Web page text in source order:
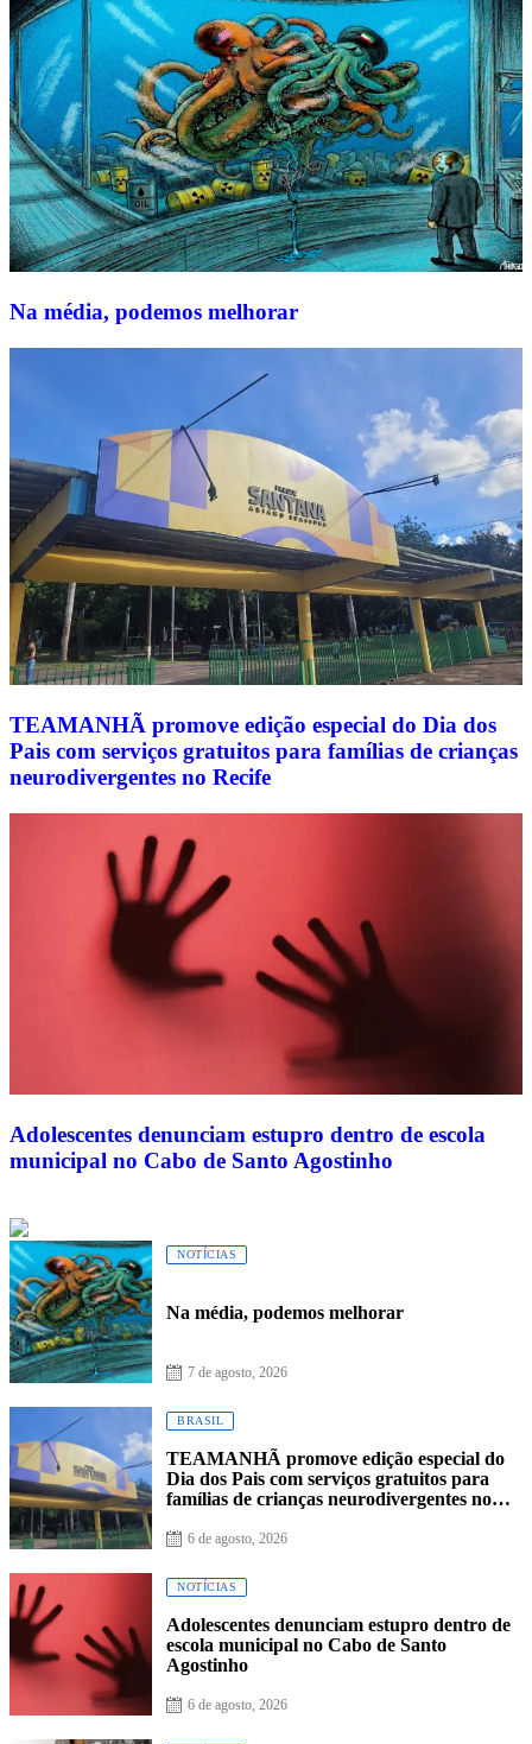
Na média, podemos melhorar
TEAMANHÃ promove edição especial do Dia dos
Pais com serviços gratuitos para famílias de crianças
neurodivergentes no Recife
Adolescentes denunciam estupro dentro de escola
municipal no Cabo de Santo Agostinho
NOTÍCIAS
Na média, podemos melhorar
7 de agosto, 2026
BRASIL
TEAMANHÃ promove edição especial do
Dia dos Pais com serviços gratuitos para
famílias de crianças neurodivergentes no
6 de agosto, 2026
NOTÍCIAS
Adolescentes denunciam estupro dentro de
escola municipal no Cabo de Santo
Agostinho
6 de agosto, 2026